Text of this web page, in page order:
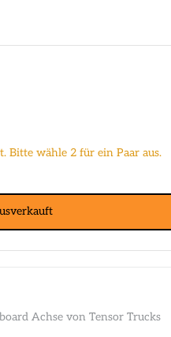
Bitte wähle 2 für ein Paar aus.
Achse von Tensor Trucks